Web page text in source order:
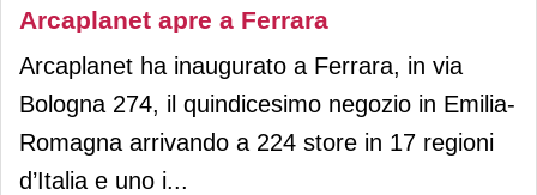
Arcaplanet apre a Ferrara
Arcaplanet ha inaugurato a Ferrara, in via
Bologna 274, il quindicesimo negozio in Emilia-
Romagna arrivando a 224 store in 17 regioni
d’Italia e uno i...